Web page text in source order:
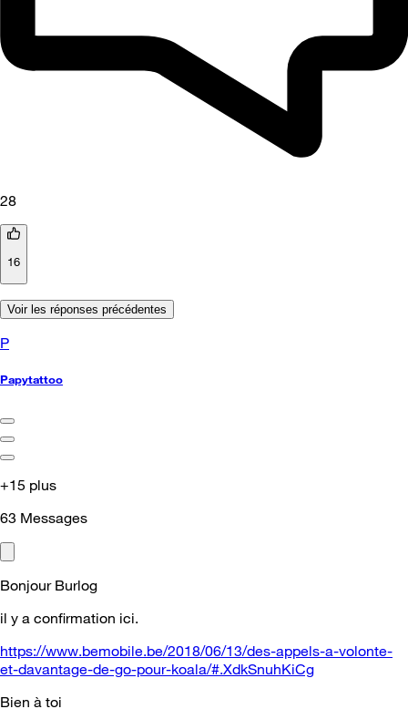
28
16
Voir les réponses précédentes
P
Papytattoo
+15 plus
63 Messages
Bonjour Burlog
il y a confirmation ici.
https://www.bemobile.be/2018/06/13/des-appels-a-volonte-
et-davantage-de-go-pour-koala/#.XdkSnuhKiCg
Bien à toi